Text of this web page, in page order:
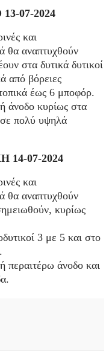
07-2024
και
θα αναπτυχθούν
στα δυτικά δυτικοί
από βόρειες
έως 6 μποφόρ.
άνοδο κυρίως στα
σε πολύ υψηλά
07-2024
και
θα αναπτυχθούν
κυρίως
3 με 5 και στο
περαιτέρω άνοδο και